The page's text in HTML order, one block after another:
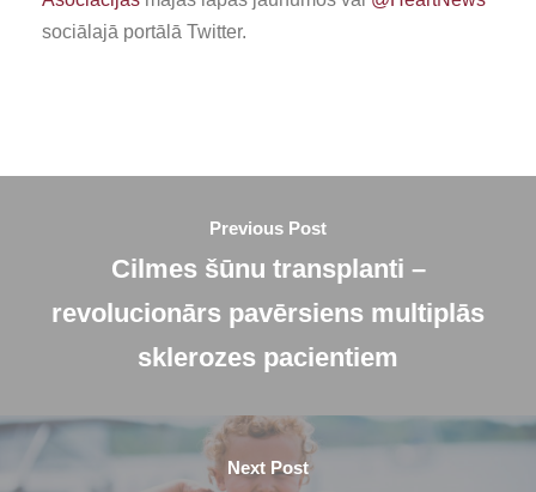
sociālajā portālā Twitter.
Previous Post
Cilmes šūnu transplanti –
revolucionārs pavērsiens multiplās
sklerozes pacientiem
Next Post